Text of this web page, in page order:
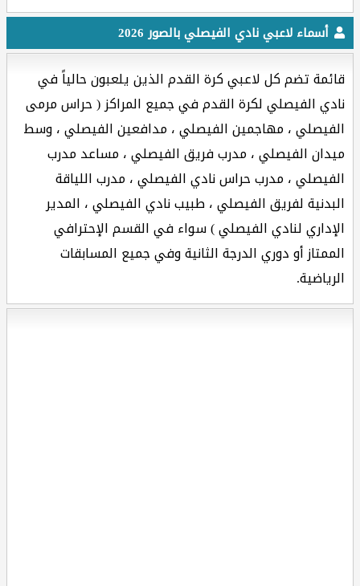
أسماء لاعبي نادي الفيصلي بالصور 2026
قائمة تضم كل لاعبي كرة القدم الذين يلعبون حالياً في
نادي الفيصلي لكرة القدم في جميع المراكز ( حراس مرمى
الفيصلي ، مهاجمين الفيصلي ، مدافعين الفيصلي ، وسط
ميدان الفيصلي ، مدرب فريق الفيصلي ، مساعد مدرب
الفيصلي ، مدرب حراس نادي الفيصلي ، مدرب اللياقة
البدنية لفريق الفيصلي ، طبيب نادي الفيصلي ، المدير
الإداري لنادي الفيصلي ) سواء في القسم الإحترافي
الممتاز أو دوري الدرجة الثانية وفي جميع المسابقات
الرياضية.